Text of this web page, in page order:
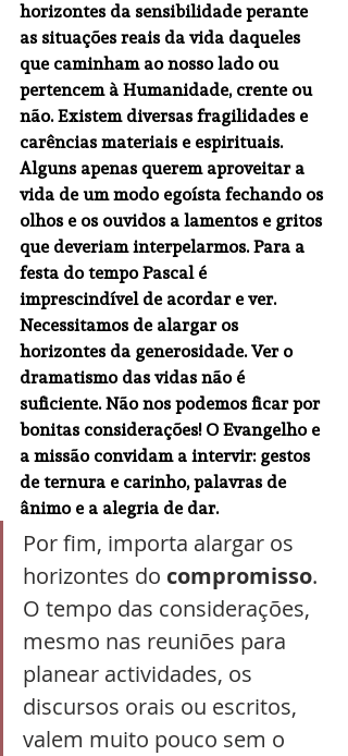
horizontes da sensibilidade perante
as situações reais da vida daqueles
que caminham ao nosso lado ou
pertencem à Humanidade, crente ou
não. Existem diversas fragilidades e
carências materiais e espirituais.
Alguns apenas querem aproveitar a
vida de um modo egoísta fechando os
olhos e os ouvidos a lamentos e gritos
que deveriam interpelarmos. Para a
festa do tempo Pascal é
imprescindível de acordar e ver.
Necessitamos de alargar os
horizontes da generosidade. Ver o
dramatismo das vidas não é
suficiente. Não nos podemos ficar por
bonitas considerações! O Evangelho e
a missão convidam a intervir: gestos
de ternura e carinho, palavras de
ânimo e a alegria de dar.
Por fim, importa alargar os
horizontes do compromisso.
O tempo das considerações,
mesmo nas reuniões para
planear actividades, os
discursos orais ou escritos,
valem muito pouco sem o